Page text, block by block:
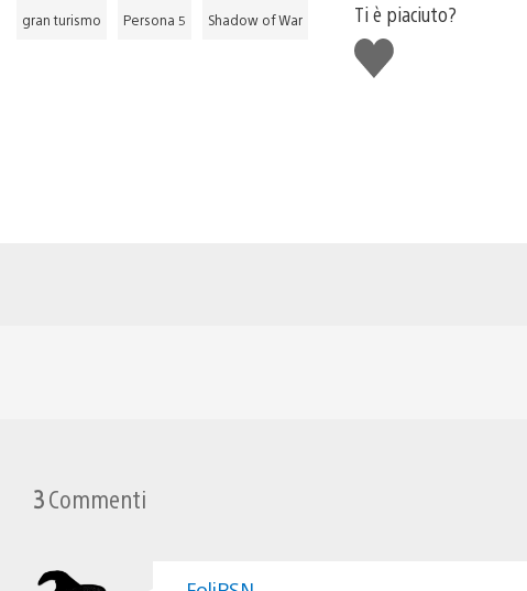
gran turismo Persona 5 Shadow of War
Ti è piaciuto?
Mi
piace
3Commenti